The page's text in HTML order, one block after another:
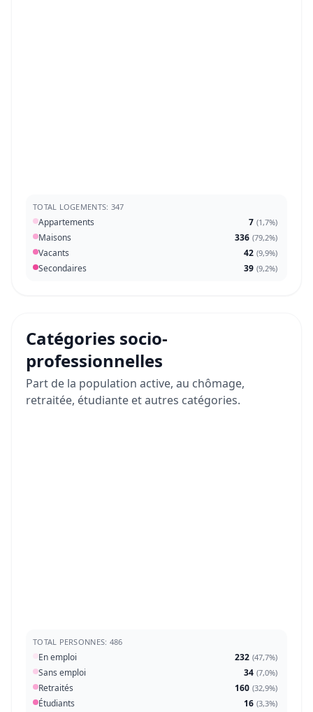
TOTAL LOGEMENTS: 347
Appartements 7 (1,7%)
Maisons 336 (79,2%)
Vacants 42 (9,9%)
Secondaires 39 (9,2%)
Catégories socio-
professionnelles
Part de la population active, au chômage,
retraitée, étudiante et autres catégories.
TOTAL PERSONNES: 486
En emploi 232 (47,7%)
Sans emploi 34 (7,0%)
Retraités 160 (32,9%)
Étudiants 16 (3,3%)